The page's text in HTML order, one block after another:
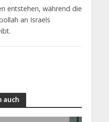
entstehen, während die
an Israels
auch